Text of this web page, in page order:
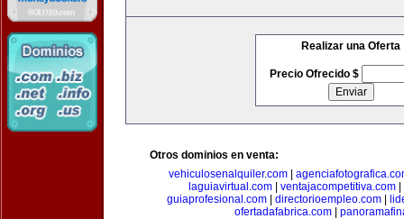
Realizar una Oferta
Precio Ofrecido $
Otros dominios en venta:
vehiculosenalquiler.com
laguiavirtual.com
ventajacompetitiva.com
guiaprofesional.com| directorioempleo.com|
ofertadafabrica.com|